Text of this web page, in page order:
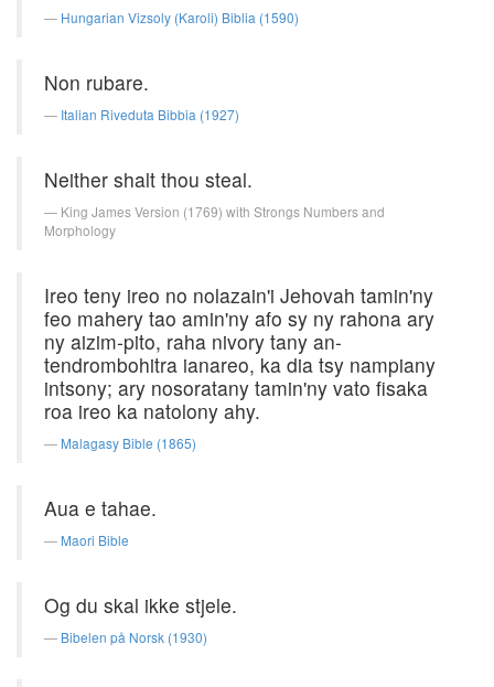
Hungarian Vizsoly (Karoli) Biblia (1590)
Non rubare.
Italian Riveduta Bibbia (1927)
Neither shalt thou steal.
King James Version (1769) with Strongs Numbers and
Morphology
Ireo teny ireo no nolazain'i Jehovah tamin'ny
feo mahery tao amin'ny afo sy ny rahona ary
ny aizim-pito, raha nivory tany an-
tendrombohitra ianareo, ka dia tsy nampiany
intsony; ary nosoratany tamin'ny vato fisaka
roa ireo ka natolony ahy.
Malagasy Bible (1865)
Aua e tahae.
Maori Bible
Og du skal ikke stjele.
Bibelen på Norsk (1930)